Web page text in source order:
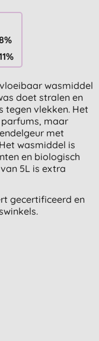
wasmiddel
doet stralen en
tegen vlekken. Het
maar
met
wasmiddel is
en biologisch
5L is extra
gecertificeerd en